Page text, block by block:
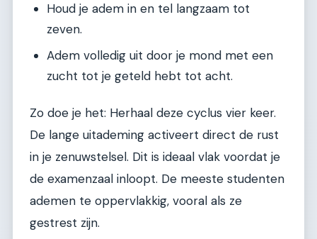
Houd je adem in en tel langzaam tot
zeven.
Adem volledig uit door je mond met een
zucht tot je geteld hebt tot acht.
Zo doe je het: Herhaal deze cyclus vier keer.
De lange uitademing activeert direct de rust
in je zenuwstelsel. Dit is ideaal vlak voordat je
de examenzaal inloopt. De meeste studenten
ademen te oppervlakkig, vooral als ze
gestrest zijn.